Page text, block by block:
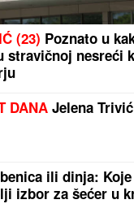
(23) Poznato u
stravičnoj nesreći
DANA Jelena Trivić
ili dinja:
izbor za šećer u